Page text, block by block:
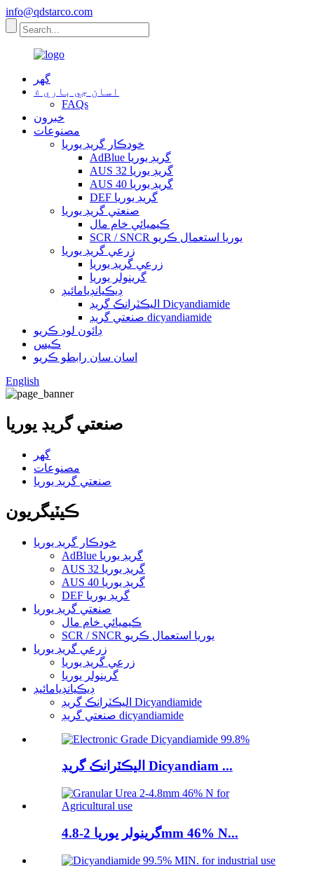
info@qdstarco.com
گهر
اسان جي باري ۾
FAQs
خبرون
مصنوعات
خودڪار گريڊ يوريا
AdBlue گريڊ يوريا
AUS 32 گريڊ يوريا
AUS 40 گريڊ يوريا
DEF گريڊ يوريا
صنعتي گريڊ يوريا
ڪيميائي خام مال
SCR / SNCR يوريا استعمال ڪريو
زرعي گريڊ يوريا
زرعي گريڊ يوريا
گرينولر يوريا
ڊيڪيانڊيامائيڊ
اليڪٽرانڪ گريڊ Dicyandiamide
صنعتي گريڊ dicyandiamide
ڊائون لوڊ ڪريو
ڪيس
اسان سان رابطو ڪريو
English
صنعتي گريڊ يوريا
گهر
مصنوعات
صنعتي گريڊ يوريا
ڪيٽيگريون
خودڪار گريڊ يوريا
AdBlue گريڊ يوريا
AUS 32 گريڊ يوريا
AUS 40 گريڊ يوريا
DEF گريڊ يوريا
صنعتي گريڊ يوريا
ڪيميائي خام مال
SCR / SNCR يوريا استعمال ڪريو
زرعي گريڊ يوريا
زرعي گريڊ يوريا
گرينولر يوريا
ڊيڪيانڊيامائيڊ
اليڪٽرانڪ گريڊ Dicyandiamide
صنعتي گريڊ dicyandiamide
اليڪٽرانڪ گريڊ Dicyandiam ...
گرينولر يوريا 2-4.8mm 46% N...